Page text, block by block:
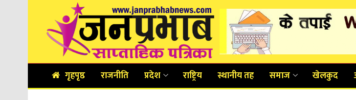
गृहपृष्ठ राजनीति प्रदेश राष्ट्रिय स्थानीय तह समाज खेलकुद